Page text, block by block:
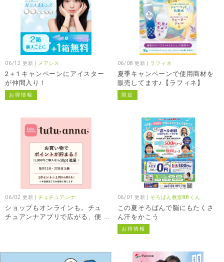
06/12 更新 | メアシス
2＋1 キャンペーンにアイスター
が仲間入り！
お得情報
06/08 更新 | ラフィネ
夏季キャンペーンで使用商材を
販売してます♪【ラフィネ】
限定
06/02 更新 | チュチュアンナ
ショップもオンラインも。チュ
チュアンナアプリで広がる、便
06/01 更新 | そろばん教室88くん
この夏そろばんで脳にもたくさ
ん汗をかこう
お得情報